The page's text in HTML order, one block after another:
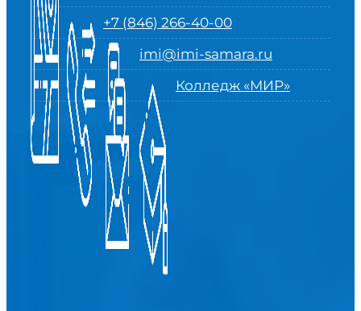
+7 (846) 266-40-00
imi@imi-samara.ru
Колледж «МИР»